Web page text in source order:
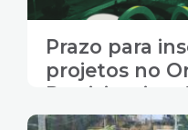
Prazo para
projetos no
Participativo
sexta